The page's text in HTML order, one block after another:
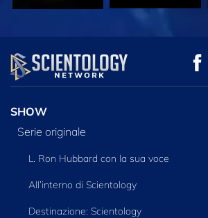
GUARDA
SHOW
Serie originale
L. Ron Hubbard con la sua voce
All’interno di Scientology
Destinazione: Scientology